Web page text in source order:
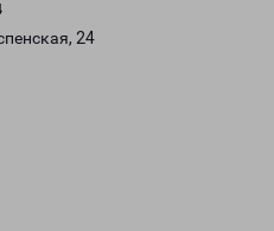
24